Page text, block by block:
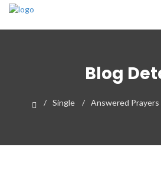
Blog
Single Answered